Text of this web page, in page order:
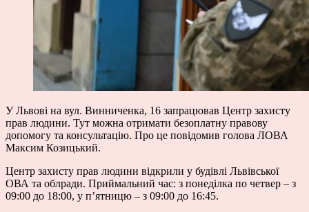
У Львові на вул. Винниченка, 16 запрацював Центр захисту
прав людини. Тут можна отримати безоплатну правову
допомогу та консультацію. Про це повідомив голова ЛОВА
Максим Козицький.
Центр захисту прав людини відкрили у будівлі Львівської
ОВА та облради. Приймальний час: з понеділка по четвер – з
09:00 до 18:00, у п’ятницю – з 09:00 до 16:45.